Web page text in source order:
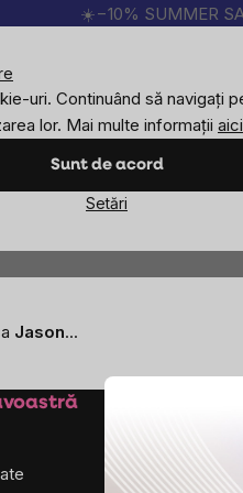
uri. Continuând să navigați
lor. Mai multe informații aici
Sunt de acord
Setări
☀️−10% SUMMER
Produsele
Căutare
BărbațiCopiiObiective
Jason...